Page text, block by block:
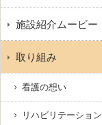
施設紹介ムービー
取り組み
看護の想い
リハビリテーション